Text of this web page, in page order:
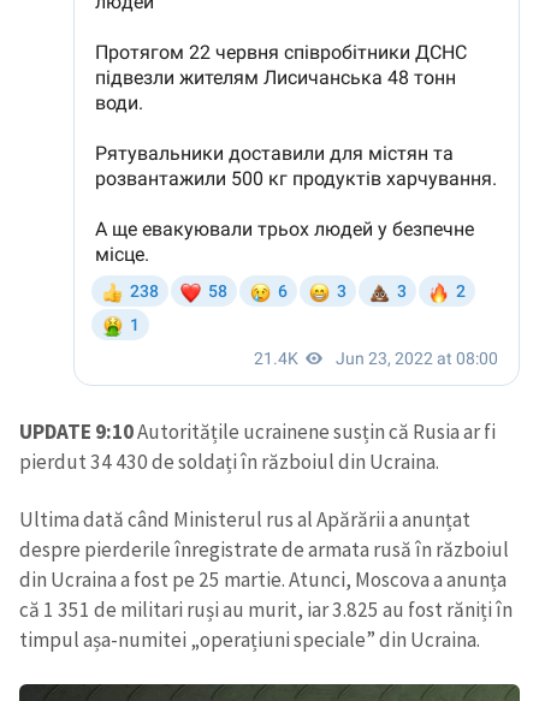
UPDATE 9:10Autoritățile ucrainene susțin că Rusia ar fi
pierdut 34 430 de soldați în războiul din Ucraina.
Ultima dată când Ministerul rus al Apărării a anunțat
despre pierderile înregistrate de armata rusă în războiul
din Ucraina a fost pe 25 martie. Atunci, Moscova a anunța
că 1 351 de militari ruși au murit, iar 3.825 au fost răniți în
timpul așa-numitei „operațiuni speciale” din Ucraina.